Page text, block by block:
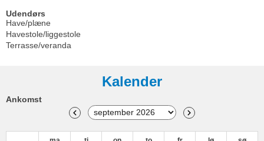
Udendørs
Have/plæne
Havestole/liggestole
Terrasse/veranda
Kalender
Ankomst